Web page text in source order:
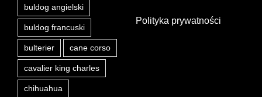
buldog angielski
buldog francuski
bulterier cane corso
cavalier king charles
chihuahua
Polityka prywatności